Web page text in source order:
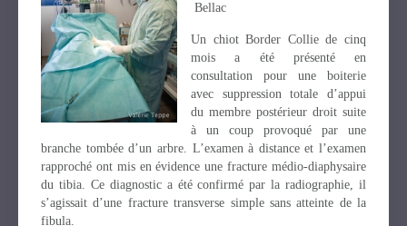
Bellac
Un chiot Border Collie de cinq
mois a été présenté en
consultation pour une boiterie
avec suppression totale d’appui
du membre postérieur droit suite
à un coup provoqué par une
branche tombée d’un arbre. L’examen à distance et l’examen
rapproché ont mis en évidence une fracture médio-diaphysaire
du tibia. Ce diagnostic a été confirmé par la radiographie, il
s’agissait d’une fracture transverse simple sans atteinte de la
fibula.